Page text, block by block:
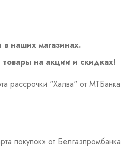
наших магазинах.
товары на акции и скидках!
рассрочки "Халва" от МТБанка
покупок» от Белгазпромбанка